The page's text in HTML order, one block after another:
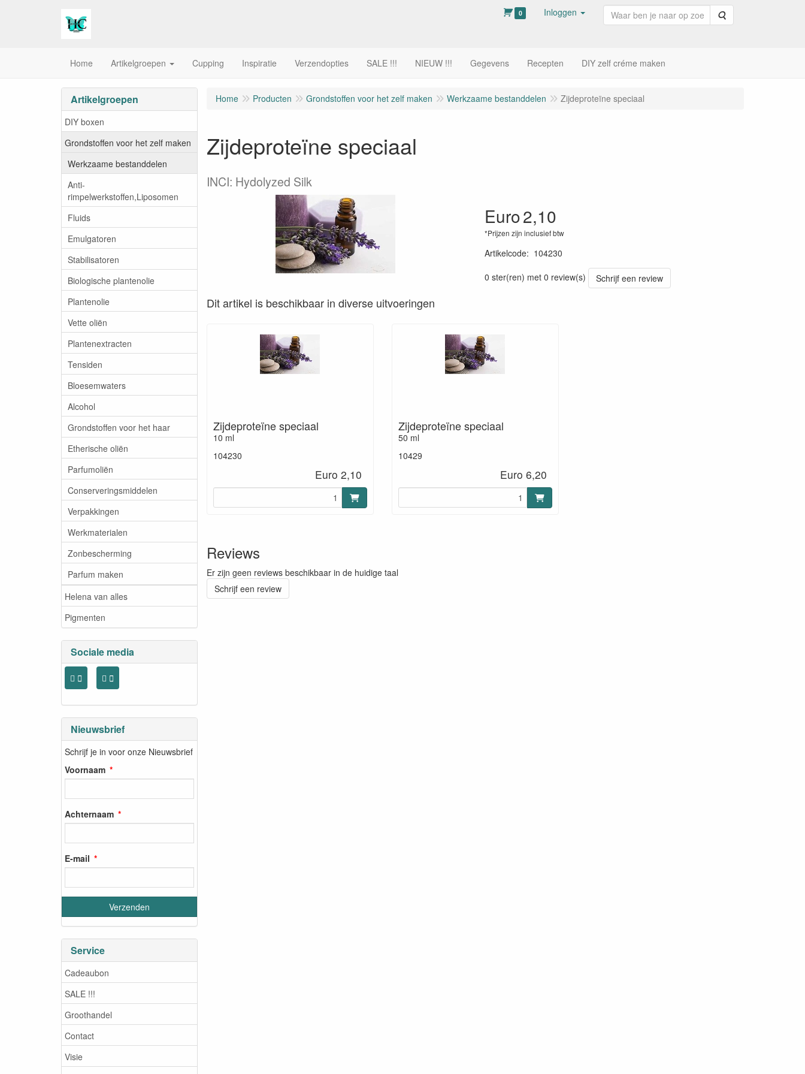
0 Inloggen Zoeken
Home Artikelgroepen Cupping Inspiratie Verzendopties SALE !!! NIEUW !!! Gegevens Recepten DIY zelf créme maken
Artikelgroepen
DIY boxen
Grondstoffen voor het zelf maken
Werkzaame bestanddelen
Anti-
rimpelwerkstoffen,Liposomen
Fluids
Emulgatoren
Stabilisatoren
Biologische plantenolie
Plantenolie
Vette oliën
Plantenextracten
Tensiden
Bloesemwaters
Alcohol
Grondstoffen voor het haar
Etherische oliën
Parfumoliën
Conserveringsmiddelen
Verpakkingen
Werkmaterialen
Zonbescherming
Parfum maken
Helena van alles
Pigmenten
Sociale media
Nieuwsbrief
Schrijf je in voor onze Nieuwsbrief
Voornaam
Achternaam
E-mail
Service
Cadeaubon
SALE !!!
Groothandel
Contact
Visie
Home Producten Grondstoffen voor het zelf maken Werkzaame bestanddelen Zijdeproteïne speciaal
Zijdeproteïne speciaal
INCI: Hydolyzed Silk
Euro2,10
*Prijzen zijn inclusief btw
Artikelcode: 104230
0 ster(ren) met 0 review(s)
Schrijf een review
Dit artikel is beschikbaar in diverse uitvoeringen
Zijdeproteïne speciaal
10 ml
104230
Euro 2,10
Zijdeproteïne speciaal
50 ml
10429
Euro 6,20
Reviews
Er zijn geen reviews beschikbaar in de huidige taal
Schrijf een review